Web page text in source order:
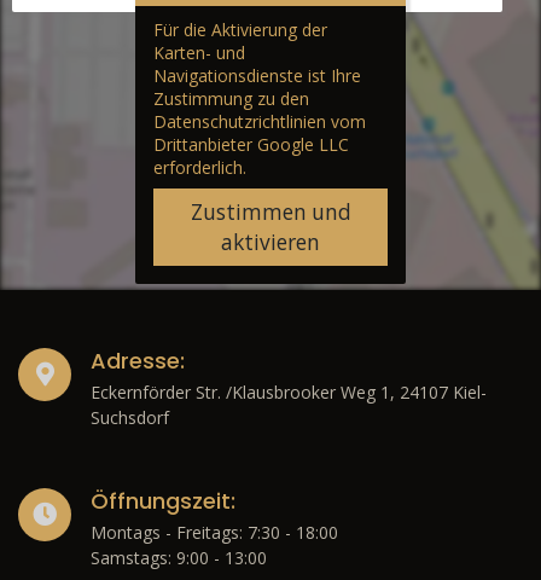
Für die Aktivierung der
Karten- und
Navigationsdienste ist Ihre
Zustimmung zu den
Datenschutzrichtlinien vom
Drittanbieter Google LLC
erforderlich.
Zustimmen und
aktivieren
Adresse:
Eckernförder Str. /Klausbrooker Weg 1, 24107 Kiel-
Suchsdorf
Öffnungszeit:
Montags - Freitags: 7:30 - 18:00
Samstags: 9:00 - 13:00